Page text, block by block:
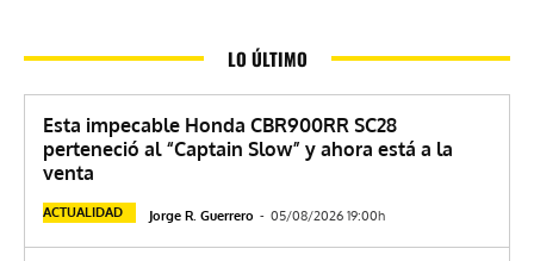
LO ÚLTIMO
Esta impecable Honda CBR900RR SC28
perteneció al “Captain Slow” y ahora está a la
venta
ACTUALIDAD Jorge R. Guerrero - 05/08/2026 19:00h